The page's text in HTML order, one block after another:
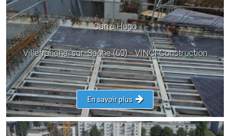
Carré Hugo
Villefranche-sur-Saône (69) - VINCI Construction
En savoir plus